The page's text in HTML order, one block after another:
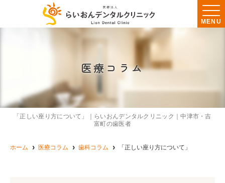
MENU
医療コラム
「正しい座り方について」｜らいおんデンタルクリニック｜中津市・吉
富町の歯医者
ホーム 医療コラム 歯科コラム 「正しい座り方について」